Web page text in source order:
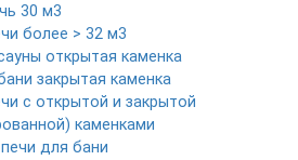
30 м3
более > 32 м3
открытая каменка
закрытая каменка
с открытой и закрытой
каменками
для бани